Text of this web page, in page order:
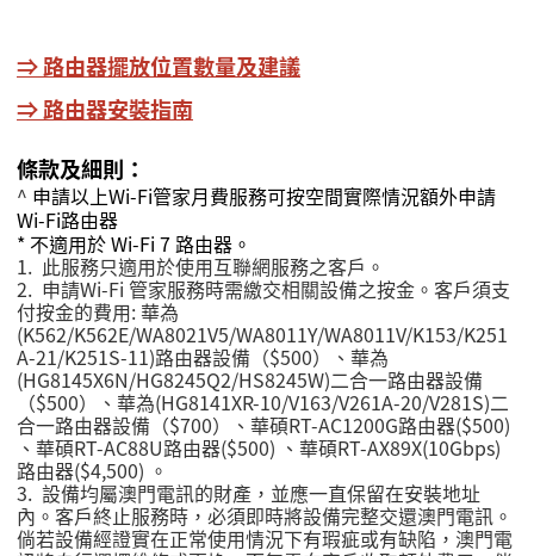
⇒路由器擺放位置數量及建議
⇒路由器安裝指南
條款及細則：
^ 申請以上Wi-Fi管家月費服務可按空間實際情況額外申請
Wi-Fi路由器
* 不適用於 Wi-Fi 7 路由器。
1. 此服務只適用於使用互聯網服務之客戶。
2. 申請Wi-Fi 管家服務時需繳交相關設備之按金。客戶須支
付按金的費用:華為
(K562/K562E/WA8021V5/WA8011Y/WA8011V/K153/K251
A-21/K251S-11)路由器設備（$500）、華為
(HG8145X6N/HG8245Q2/HS8245W)二合一路由器設備
（$500）、華為(HG8141XR-10/V163/V261A-20/V281S)二
合一路由器設備（$700） 、華碩RT-AC1200G路由器($500)
、華碩RT-AC88U路由器($500) 、華碩RT-AX89X(10Gbps)
路由器($4,500) 。
3. 設備均屬澳門電訊的財產，並應一直保留在安裝地址
內。客戶終止服務時，必須即時將設備完整交還澳門電訊。
倘若設備經證實在正常使用情況下有瑕疵或有缺陷，澳門電